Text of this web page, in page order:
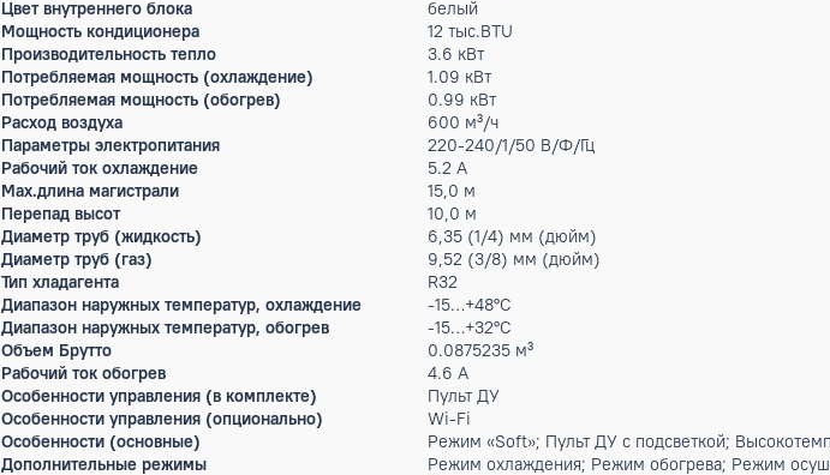
Наименование серии
Classic Inverter
Площадь помещения
35 м²
Инверторный
да
Производительность холод
3.5 кВт
Мин. уровень шума
21 дБ(А)
Max.уровень шума
38 дБ(А)
Класс энергопотребления
Энергоэффективность (EER)
Энергоэффективность (COP)
3.64
Гарантийный срок производителя, год
3
Тип внутреннего блока
настенные
Цвет внутреннего блока
Мощность кондиционера
12 тыс.BTU
Производительность тепло
3.6 кВт
Потребляемая мощность (охлаждение)
Потребляемая мощность (обогрев)
0.99 кВт
Расход воздуха
Параметры электропитания
220-240/1/50 В/Ф/Гц
Рабочий ток охлаждение
5.2 А